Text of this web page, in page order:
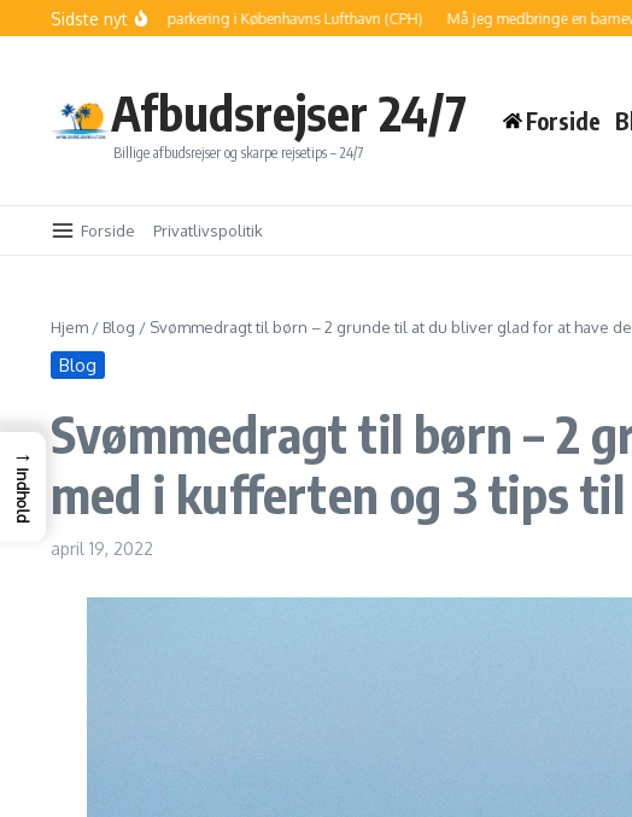
Fortsæt til indhold
Sidste nyt
finder du billig parkering i Københavns Lufthavn (CPH) Må jeg medbringe en barnevogn
Afbudsrejser 24/7
Billige afbudsrejser og skarpe rejsetips – 24/7
Forside
Forside Privatlivspolitik
Hjem / Blog / Svømmedragt til børn – 2 grunde til at du bliver glad for at have
Blog
Svømmedragt til børn – 2
med i kufferten og 3 tips
april 19, 2022
→
Indhold